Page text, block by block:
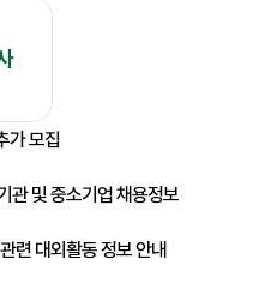
가 모집
관 및 중소기업 채용정보
련 대외활동 정보 안내